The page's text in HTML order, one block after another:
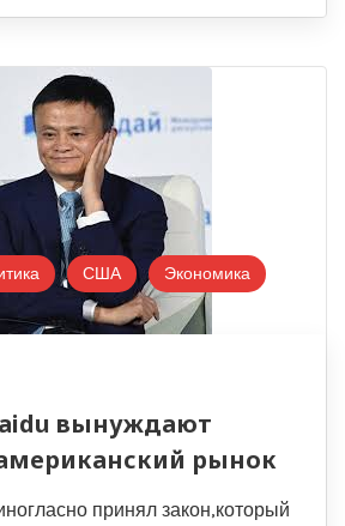
США Экономика
вынуждают
рынок
принял закон,который